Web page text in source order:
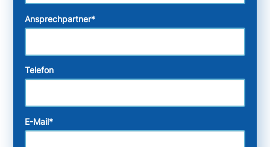
Ansprechpartner*
Telefon
E-Mail*